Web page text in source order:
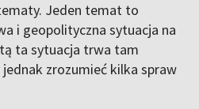
Jeden temat to
i geopolityczna sytuacja na
ta sytuacja trwa tam
zrozumieć kilka spraw